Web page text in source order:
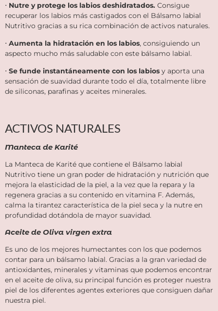
⋅ Nutre y protege los labios deshidratados. Consigue
recuperar los labios más castigados con el Bálsamo labial
Nutritivo gracias a su rica combinación de activos naturales.
⋅ Aumenta la hidratación en los labios, consiguiendo un
aspecto mucho más saludable con este bálsamo labial.
⋅ Se funde instantáneamente con los labios y aporta una
sensación de suavidad durante todo el día, totalmente libre
de siliconas, parafinas y aceites minerales.
ACTIVOS NATURALES
Manteca de Karité
La Manteca de Karité que contiene el Bálsamo labial
Nutritivo tiene un gran poder de hidratación y nutrición que
mejora la elasticidad de la piel, a la vez que la repara y la
regenera gracias a su contenido en vitamina F. Además,
calma la tirantez característica de la piel seca y la nutre en
profundidad dotándola de mayor suavidad.
Aceite de Oliva virgen extra
Es uno de los mejores humectantes con los que podemos
contar para un bálsamo labial. Gracias a la gran variedad de
antioxidantes, minerales y vitaminas que podemos encontrar
en el aceite de oliva, su principal función es proteger nuestra
piel de los diferentes agentes exteriores que consiguen dañar
nuestra piel.